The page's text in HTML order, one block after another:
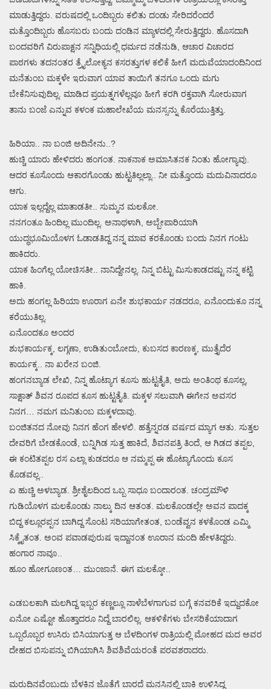
ಮಾಡುತ್ತಿದ್ದರು. ವರುಷದಲ್ಲಿ ಒಂದಿಬ್ಬರು ಕಲಿತು ದಂಡು ಸೇರಿದರೆಂದರೆ
ಮತ್ತೊಂದಿಬ್ಬರು ಹೊಸಬರು ಬಂದು ದಂಡಿನ ಮ್ಯಾಳದಲ್ಲಿ ಸೇರುತ್ತಿದ್ದರು. ಹೊಸದಾಗಿ
ಬಂದವರಿಗೆ ವಿರುಪಾಕ್ಷನ ಸನ್ನಿಧಿಯಲ್ಲಿ ಧರ್ಮದ ನಡೆನುಡಿ, ಆಚಾರ ವಿಚಾರದ
ಪಾಠಗಳು ತದನಂತರ ತ್ರೈಲೋಕ್ಯನ ಕಸರತ್ತುಗಳ ಕಲಿಕೆ ಹೀಗೆ ಮದುವೆಯಾದಂದಿನಿಂದ
ಮನೆತುಂಬ ಮಕ್ಕಳೇ ಇರುವಾಗ ಯಾವ ತಾಯಿಗೆ ತನಗೂ ಒಂದು ಮಗು
ಬೇಕೆನಿಸುವುದಿಲ್ಲ. ಮಾಡಿದ ಪ್ರಯತ್ನಗಳೆಲ್ಲವೂ ಹೀಗೆ ಕರಗಿ ರಕ್ತವಾಗಿ ಸೋರುವಾಗ
ತಾನು ಬಂಜೆ ಎನ್ನುವ ಕಳಂಕ ಮಹಾಲೇಖೆಯ ಮನಸ್ಸನ್ನು ಕೊರೆಯುತ್ತಿತ್ತು.
ಹಿರಿಯಾ.. ನಾ ಬಂಜಿ ಅದಿನೇನು..?
ಹುಚ್ಚಿ ಯಾರು ಹೇಳಿದರು ಹಂಗಂತ. ನಾಕನಾಕ ಅಮಾಸಿತನಕ ನಿಂತು ಹೋಗ್ಯಾವು.
ಆದರ ಕೂಸೊಂದು ಆಕಾರಗೊಂಡು ಹುಟ್ಟತಿಲ್ಲಲ್ಲಾ.. ನೀ ಮತ್ತೊಂದು ಮದುವಿನಾದರೂ
ಆಗು.
ಯಾಕ ಇಲ್ಲದ್ದೆಲ್ಲ ಮಾತಾಡತೀ.. ಸುಮ್ಮನ ಮಲಕೋ.
ನನಗಂತೂ ಹಿಂದಿಲ್ಲ ಮುಂದಿಲ್ಲ. ಅನಾಥಳಾಗಿ, ಅಬ್ಬೇಪಾರಿಯಾಗಿ
ಯುದ್ಧಭೂಮಿಯೊಳಗ ಓಡಾಡತಿದ್ದ ನನ್ನ ಮಾವ ಕರಕೊಂಡು ಬಂದು ನಿನಗ ಗಂಟು
ಹಾಕಿದರು.
ಯಾಕ ಹಿಂಗೆಲ್ಲ ಯೋಚಿಸತೀ.. ನಾನಿದ್ದೇನಲ್ಲ. ನಿನ್ನ ಬಿಟ್ಟು ಮಿಸುಕಾಡದಷ್ಟು ನನ್ನ ಕಟ್ಟಿ
ಹಾಕಿ.
ಅದು ಹಂಗಲ್ಲ ಹಿರಿಯಾ ಊರಾಗ ಏನೇ ಶುಭಕಾರ್ಯ ನಡದರೂ, ಏನೊಂದುಕೂ ನನ್ನ
ಕರೆಯುತಿಲ್ಲ.
ಏನೊಂದಕೂ ಅಂದರ
ಶುಭಕಾರ್ಯಕ್ಕ, ಲಗ್ಗಣಾ, ಉಡಿತುಂಬೋದು, ಕುಬಸದ ಕಾರಣಕ್ಕ, ಮುತ್ತೈದೆರ
ಕಾರ್ಯಕ್ಕ.. ನಾ ಖರೇನ ಬಂಜಿ.
ಹಂಗನಬ್ಯಾಡ ಲೇಖಿ, ನಿನ್ನ ಹೊಟ್ಯಾಗ ಕೂಸು ಹುಟ್ಟತೈತಿ, ಅದು ಅಂತಿಂಥ ಕೂಸಲ್ಲ,
ಸಾಕ್ಷಾತ್ ಶಿವನ ರೂಪದ ಕೂಸ ಹುಟ್ಟತೈತಿ. ಮಕ್ಕಳ ಸಲುವಾಗಿ ಈಗೇನ ಅವಸರ
ನಿನಗ… ನಮಗ ಮನಿತುಂಬ ಮಕ್ಕಳದಾವು.
ಬಂಜಿತನದ ನೋವು ನಿನಗ ಹೆಂಗ ಹೇಳಲಿ. ಹತ್ತೆನ್ನರಡ ವರ್ಷದ ಮ್ಯಾಗ ಆತು. ಸುತ್ತಲ
ದೇವರಿಗೆ ಬೇಡಕೊಂಡೆ, ಬನ್ನಿಗಿಡ ಸುತ್ತ ಹಾಕಿದೆ, ಶಿವನಪತ್ರಿ ತಿಂದೆ, ಆ ಗಿಡದ ತಪ್ಪಲ,
ಈ ಕಂಟಿತಪ್ಪಲ ರಸ ಎಲ್ಲಾ ಕುಡದರೂ ಆ ನಮ್ಮಪ್ಪ ಈ ಹೊಟ್ಯಾಗೊಂದು ಕೂಸ
ಕೊಡವಲ್ಲ..
ಏ ಹುಚ್ಚಿ ಅಳಬ್ಯಾಡ. ಶ್ರೀಶೈಲದಿಂದ ಒಬ್ಬ ಸಾಧೂ ಬಂದಾರಂತ. ಚಂದ್ರಮೌಳಿ
ಗುಡಿಯೊಳಗ ಮಲಕೊಂಡು ನಾಲ್ಕು ದಿನ ಆತಂತ. ಮಲಕೊಂಡಲ್ಲೇ ಅವನ ಪಾದಕ್ಕ
ಬಿದ್ದ ಕಲ್ಲೂರಪ್ಪನ ಬಾಗಿದ್ದ ಸೊಂಟ ಸರಿಯಾಗೇತಂತ, ಬಂಡೆವ್ವನ ಕಳಕೊಂಡ ಎಮ್ಮಿ
ಸಿಕ್ಕೈತಂತ. ಅಂವ ಪವಾಡಪುರುಷ ಇದ್ದಾನಂತ ಊರಾನ ಮಂದಿ ಹೇಳತಿದ್ದರು.
ಹಂಗಾರ ನಾವೂ..
ಹೂಂ ಹೋಗೂಣಂತ… ಮುಂಜಾನೆ. ಈಗ ಮಲಕ್ಕೋ..
ಎಡಬಲಕಾಗಿ ಮಲಗಿದ್ದ ಇಬ್ಬರ ಕಣ್ಣಲ್ಲೂ ನಾಳೆಬೆಳಗಾಗುವ ಬಗ್ಗೆ ಕನವರಿಕೆ ಇದ್ದುದಕೋ
ಏನೋ ಎಷ್ಟೋ ಹೊತ್ತಾದರೂ ನಿದ್ದೆ ಬಾರಲಿಲ್ಲ. ಆಕಳಿಕೆಗಳು ಬೇಸರಿಕೆಯಾದಾಗ
ಒಬ್ಬರೊಬ್ಬರ ಉಸಿರು ಬಿಸಿಯಾಗುತ್ತ ಆ ಬೆಳದಿಂಗಳ ರಾತ್ರಿಯಲ್ಲಿ ಮೋಹದ ಮದ ಅವರ
ದೇಹದ ಬಿಸುಪನ್ನು ಬಿಗಿಯಾಗಿಸಿ ಶಿವಶಿವೆಯರಂತೆ ಪರವಶರಾದರು.
ಮರುದಿನವೆಂಬುದು ಬೆಳಕಿನ ಜೊತೆಗೆ ಬಾರದೆ ಮನಸಿನಲ್ಲಿ ಬಾಕಿ ಉಳಿಸಿದ್ದ